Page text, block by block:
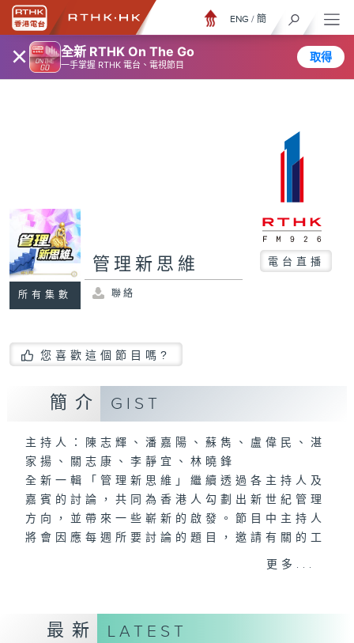
× 全新 RTHK On The Go
一手掌握 RTHK 電台、電視節目
取得
ENG / 簡
所有集數
管理新思維 電台直播
聯絡
您喜歡這個節目嗎?
簡介 GIST
主持人：陳志輝、潘嘉陽、蘇雋、盧偉民、湛
家揚、關志康、李靜宜、林曉鋒
全新一輯「管理新思維」繼續透過各主持人及
嘉賓的討論，共同為香港人勾劃出新世紀管理
方向，並帶來一些嶄新的啟發。節目中主持人
將會因應每週所要討論的題目，邀請有關的工
商機構管理人員與聽眾分享其親身經歷或所見
更多...
最新 LATEST